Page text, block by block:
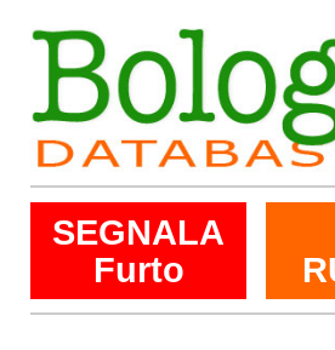
SEGNALA
Furto